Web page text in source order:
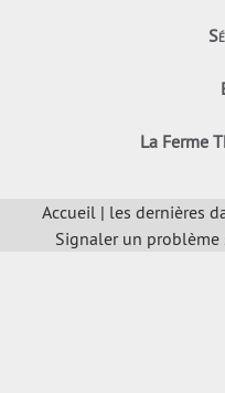
La Ferme
Accueil | les dernières
Signaler un problème